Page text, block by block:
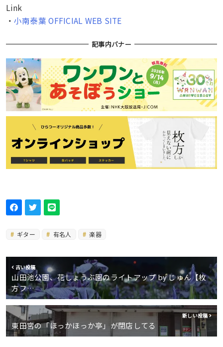
Link
・ 小南泰葉 OFFICIAL WEB SITE
記事内バナー
ギター 有名人 楽器
古い投稿
山田池公園、花しょうぶ園のライトアップ by じゅん【枚
方フ…
新しい投稿
東田宮の「ほっかほっか亭」が閉店してる